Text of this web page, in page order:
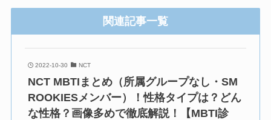
関連記事一覧
2022-10-30 NCT
NCT MBTIまとめ（所属グループなし・SM
ROOKIESメンバー）！性格タイプは？どん
な性格？画像多めで徹底解説！【MBTI診